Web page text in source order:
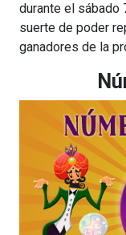
durante el sábado
suerte de poder
ganadores de la